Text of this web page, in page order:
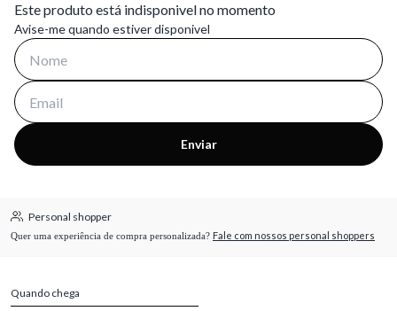
Este produto está indisponivel no momento
Avise-me quando estiver disponivel
Enviar
Personal shopper
Quer uma experiência de compra personalizada? Fale com nossos personal shoppers
Quando chega